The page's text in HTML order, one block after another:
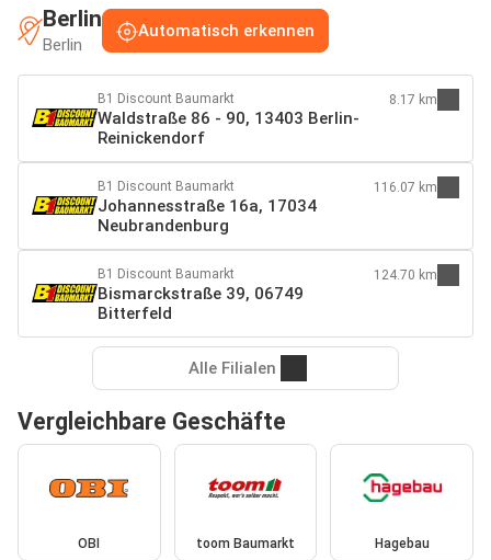
Berlin
Berlin
Automatisch erkennen
B1 Discount Baumarkt
Waldstraße 86 - 90, 13403 Berlin-
Reinickendorf
8.17 km
B1 Discount Baumarkt
Johannesstraße 16a, 17034
Neubrandenburg
116.07 km
B1 Discount Baumarkt
Bismarckstraße 39, 06749
Bitterfeld
124.70 km
Alle Filialen
Vergleichbare Geschäfte
OBI toom Baumarkt Hagebau